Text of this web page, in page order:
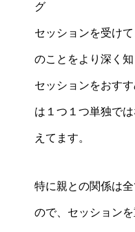
グ
セッションを受け
のことをより深く
セッションをおす
は１つ１つ単独で
えてます。
特に親との関係は
ので、セッション